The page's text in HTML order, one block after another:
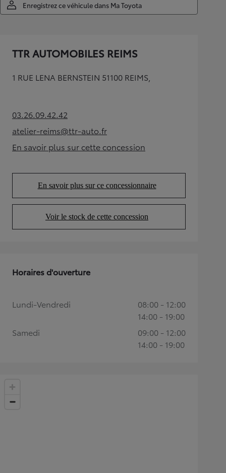
Enregistrez ce véhicule dans Ma Toyota
TTR AUTOMOBILES REIMS
1 RUE LENA BERNSTEIN 51100 REIMS,
03.26.09.42.42(Opens in new tab)
atelier-reims@ttr-auto.fr
(Opens in new tab)
En savoir plus sur cette concession
(Opens in new tab)
En savoir plus sur ce concessionnaire
(Opens in new tab)
Voir le stock de cette concession
(Opens in new tab)
Horaires d'ouverture
Lundi-Vendredi
08:00 - 12:00
14:00 - 19:00
Samedi
09:00 - 12:00
14:00 - 19:00